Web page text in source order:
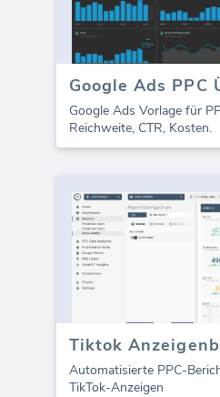
Google Ads Vorlage für
Reichweite, CTR, Kosten.
Automatisierte PPC-
TikTok-Anzeigen